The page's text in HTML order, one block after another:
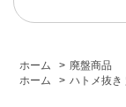
ホーム > 廃盤商品
ホーム
> ハトメ抜き